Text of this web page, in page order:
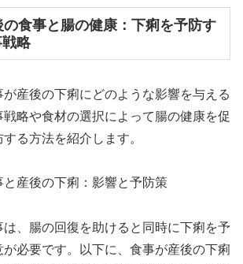
食事と腸の健康：下痢を予防す
略
産後の下痢にどのような影響を与える
略や食材の選択によって腸の健康を促
る方法を紹介します。
産後の下痢：影響と予防策
、腸の回復を助けると同時に下痢を予
が必要です。以下に、食事が産後の下痢